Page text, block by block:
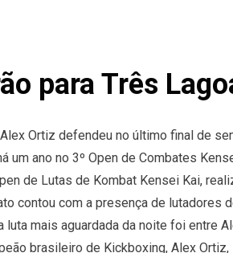
para Três
Ortiz defendeu no último final de
um ano no 3º Open de Combates
de Lutas de Kombat Kensei Kai,
contou com a presença de lutadores
luta mais aguardada da noite foi entre
brasileiro de Kickboxing, Alex